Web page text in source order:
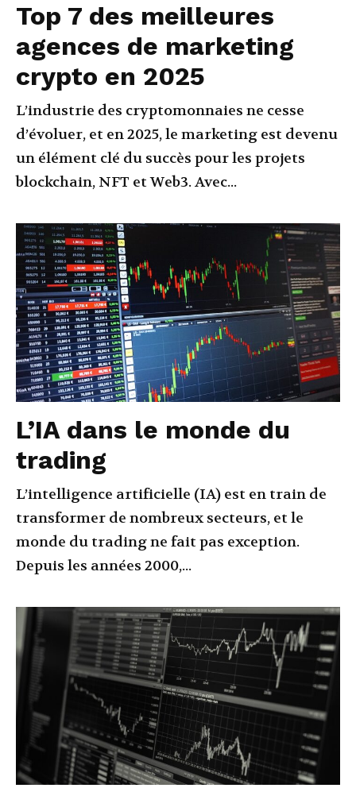
Top 7 des meilleures
agences de marketing
crypto en 2025
L’industrie des cryptomonnaies ne cesse
d’évoluer, et en 2025, le marketing est devenu
un élément clé du succès pour les projets
blockchain, NFT et Web3. Avec...
L’IA dans le monde du
trading
L’intelligence artificielle (IA) est en train de
transformer de nombreux secteurs, et le
monde du trading ne fait pas exception.
Depuis les années 2000,...